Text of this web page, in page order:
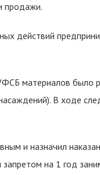
продажи.
действий
материалов было
В ходе
и назначил
на 1 год